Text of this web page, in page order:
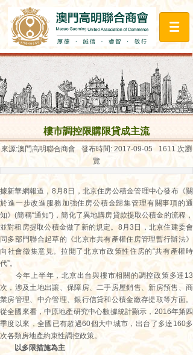
樓市調控限購限貸成主流
來源:澳門高明聯合商會 發布時間: 2017-09-05 1611 次瀏
覽
據新華網報道，8月8日，北京住房公積金管理中心發布《關
於進一步改進服務加強住房公積金歸集管理有關事項的通
知》(簡稱“通知”)，簡化了異地購房貸款提取公積金的流程，
並對租房提取公積金做了新的規定。8月3日，北京住建委會
同多部門聯合起草的《北京市共有產權住房管理暫行辦法》
向社會徵集意見。拉開了北京市政策性住房的“共有產權時
代”。
今年上半年，北京出台與樓市相關的調控政策多達13
次，涉及土地出讓、保障房、二手房屋銷售、新房預售、商
業房管理、中介管理、銀行信貸和公積金繳存提取等方面。
從全國來看，中原地產研究中心數據統計顯示，2016年第四
季度以來，全國已有超過60個大中城市，出台了多達160多
次各類房地產約束性調控政策。
以多限措施為主